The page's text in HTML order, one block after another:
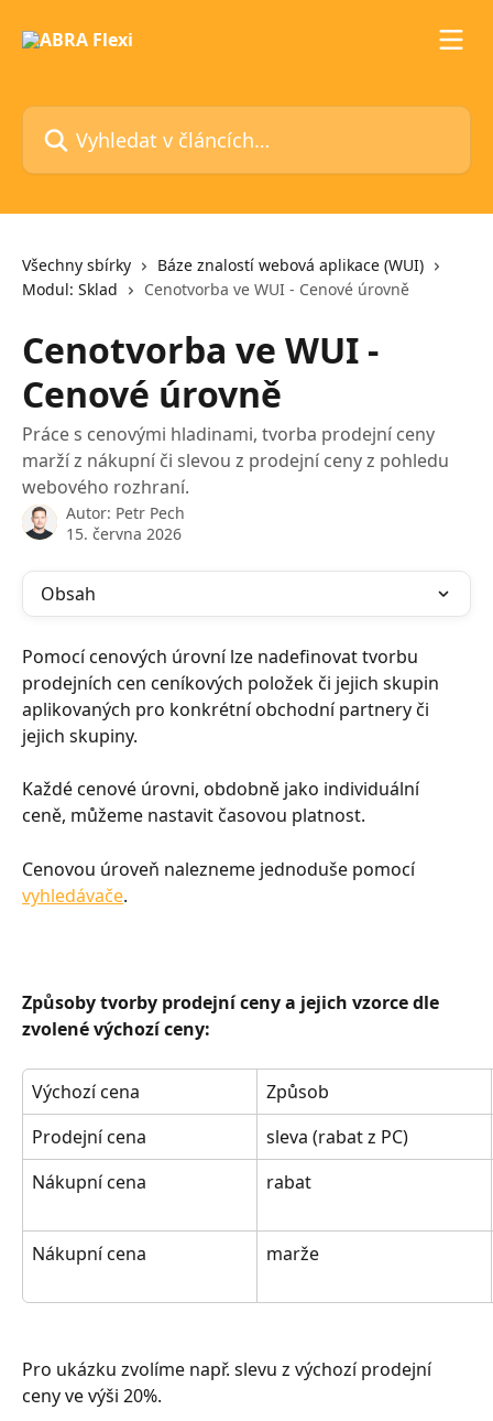
Vyhledat v článcích…
Všechny sbírky
Báze znalostí webová aplikace (WUI)
Modul: Sklad
Cenotvorba ve WUI - Cenové úrovně
Cenotvorba ve WUI -
Cenové úrovně
Práce s cenovými hladinami, tvorba prodejní ceny
marží z nákupní či slevou z prodejní ceny z pohledu
webového rozhraní.
Autor: Petr Pech
15. června 2026
Obsah
Pomocí cenových úrovní lze nadefinovat tvorbu
prodejních cen ceníkových položek či jejich skupin
aplikovaných pro konkrétní obchodní partnery či
jejich skupiny.
Každé cenové úrovni, obdobně jako individuální
ceně, můžeme nastavit časovou platnost.
Cenovou úroveň nalezneme jednoduše pomocí
vyhledávače.
Způsoby tvorby prodejní ceny a jejich vzorce dle
zvolené výchozí ceny:
Výchozí cena
Způsob
Prodejní cena
sleva (rabat z PC)
Nákupní cena
rabat
Nákupní cena marže
Pro ukázku zvolíme např. slevu z výchozí prodejní
ceny ve výši 20%.